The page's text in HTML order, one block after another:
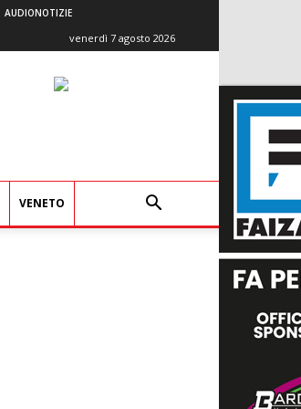
AUDIONOTIZIE
venerdì 7 agosto 2026
VENETO